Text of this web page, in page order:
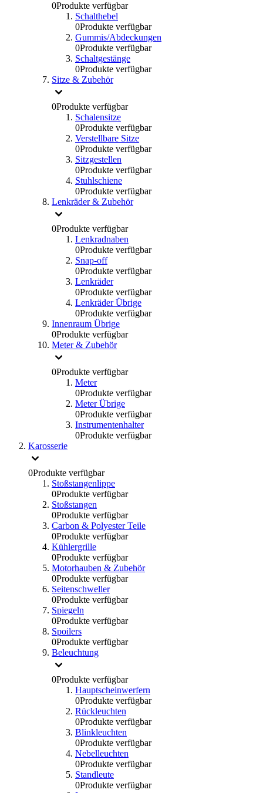
0Produkte verfügbar
Schalthebel
0Produkte verfügbar
Gummis/Abdeckungen
0Produkte verfügbar
Schaltgestänge
0Produkte verfügbar
Sitze & Zubehör
0Produkte verfügbar
Schalensitze
0Produkte verfügbar
Verstellbare Sitze
0Produkte verfügbar
Sitzgestellen
0Produkte verfügbar
Stuhlschiene
0Produkte verfügbar
Lenkräder & Zubehör
0Produkte verfügbar
Lenkradnaben
0Produkte verfügbar
Snap-off
0Produkte verfügbar
Lenkräder
0Produkte verfügbar
Lenkräder Übrige
0Produkte verfügbar
Innenraum Übrige
0Produkte verfügbar
Meter & Zubehör
0Produkte verfügbar
Meter
0Produkte verfügbar
Meter Übrige
0Produkte verfügbar
Instrumentenhalter
0Produkte verfügbar
Karosserie
0Produkte verfügbar
Stoßstangenlippe
0Produkte verfügbar
Stoßstangen
0Produkte verfügbar
Carbon & Polyester Teile
0Produkte verfügbar
Kühlergrille
0Produkte verfügbar
Motorhauben & Zubehör
0Produkte verfügbar
Seitenschweller
0Produkte verfügbar
Spiegeln
0Produkte verfügbar
Spoilers
0Produkte verfügbar
Beleuchtung
0Produkte verfügbar
Hauptscheinwerfern
0Produkte verfügbar
Rückleuchten
0Produkte verfügbar
Blinkleuchten
0Produkte verfügbar
Nebelleuchten
0Produkte verfügbar
Standleute
0Produkte verfügbar